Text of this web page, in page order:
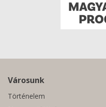
Városunk
Történelem